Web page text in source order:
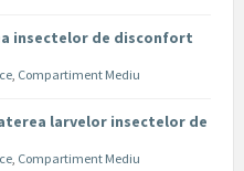
insectelor de disconfort
, Compartiment Mediu
larvelor insectelor de
, Compartiment Mediu